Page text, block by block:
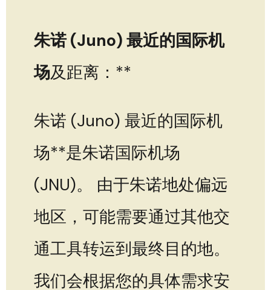
朱诺 (Juno) 最近的国际机
场及距离：**
朱诺 (Juno) 最近的国际机
场**是朱诺国际机场
(JNU)。 由于朱诺地处偏远
地区，可能需要通过其他交
通工具转运到最终目的地。
我们会根据您的具体需求安